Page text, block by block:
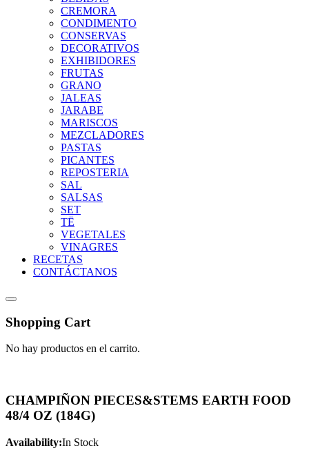
CREMORA
CONDIMENTO
CONSERVAS
DECORATIVOS
EXHIBIDORES
FRUTAS
GRANO
JALEAS
JARABE
MARISCOS
MEZCLADORES
PASTAS
PICANTES
REPOSTERIA
SAL
SALSAS
SET
TË
VEGETALES
VINAGRES
RECETAS
CONTÁCTANOS
Shopping Cart
No hay productos en el carrito.
CHAMPIÑON PIECES&STEMS EARTH FOOD
48/4 OZ (184G)
Availability:In Stock